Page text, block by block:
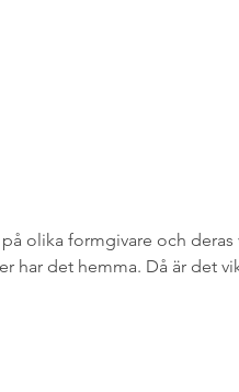
olika formgivare och
har det hemma. Då är det